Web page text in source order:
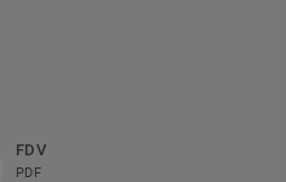
FDV
PDF